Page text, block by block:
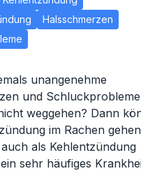
Halsschmerzen
unangenehme
und Schluckprobleme
weggehen? Dann
im Rachen
als Kehlentzündung
sehr häufiges